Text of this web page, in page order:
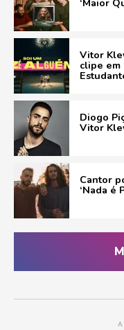
‘Maior
Vitor
clipe em
Diogo
Vitor
Cantor
‘Nada é